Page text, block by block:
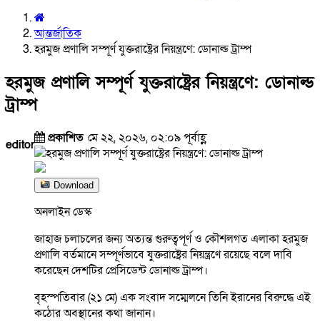
আন্তর্জাতিক
হরমুজ প্রণালি সম্পূর্ণ যুক্তরাষ্ট্রের নিয়ন্ত্রণে: ডোনাল্ড ট্রাম্প
হরমুজ প্রণালি সম্পূর্ণ যুক্তরাষ্ট্রের নিয়ন্ত্রণে: ডোনাল্ড
ট্রাম্প
editor প্রকাশিত মে ২২, ২০২৬, ০২:০৯ পূর্বাহ্ণ
Download
অনলাইন ডেস্ক
জাহাজ চলাচলের জন্য অত্যন্ত গুরুত্বপূর্ণ ও কৌশলগত এলাকা হরমুজ
প্রণালি বর্তমানে সম্পূর্ণভাবে যুক্তরাষ্ট্রের নিয়ন্ত্রণে রয়েছে বলে দাবি
করেছেন দেশটির প্রেসিডেন্ট ডোনাল্ড ট্রাম্প।
বৃহস্পতিবার (২১ মে) এক সংবাদ সম্মেলনে তিনি ইরানের বিরুদ্ধে এই
কঠোর অবস্থানের কথা জানান।